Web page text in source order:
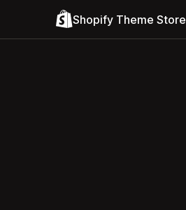
Shopify Theme Store